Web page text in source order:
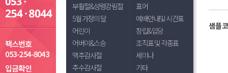
부활절&성령강림절
5월 가정의 달
어린이
어버이&스승
맥추감사절
추수감사절
표어
예배안내및 시간표
창립&입당
조직표 및 각종표
세미나
기타
샘플